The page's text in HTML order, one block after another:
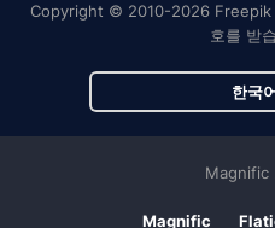
Copyright © 2010-2026 Freepik
호를 받
한국
Magnific
Magnific